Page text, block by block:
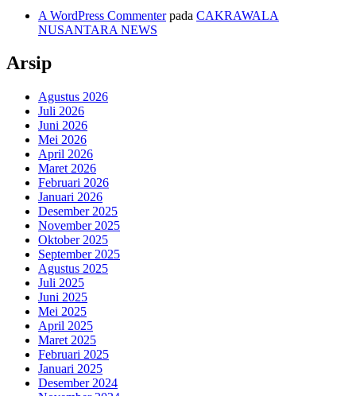
A WordPress Commenterpada CAKRAWALA
NUSANTARA NEWS
Arsip
Agustus 2026
Juli 2026
Juni 2026
Mei 2026
April 2026
Maret 2026
Februari 2026
Januari 2026
Desember 2025
November 2025
Oktober 2025
September 2025
Agustus 2025
Juli 2025
Juni 2025
Mei 2025
April 2025
Maret 2025
Februari 2025
Januari 2025
Desember 2024